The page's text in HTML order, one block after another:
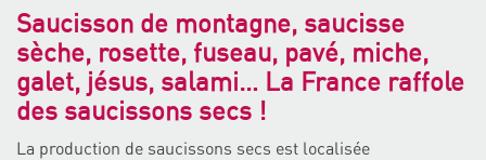
Saucisson de montagne, saucisse
sèche, rosette, fuseau, pavé, miche,
galet, jésus, salami… La France raffole
des saucissons secs !
La production de saucissons secs est localisée